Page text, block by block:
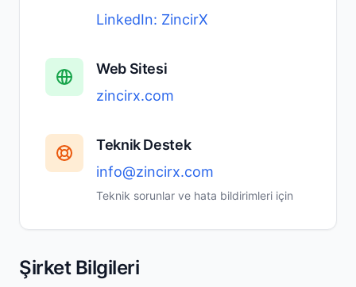
LinkedIn: ZincirX
Web Sitesi
zincirx.com
Teknik Destek
info@zincirx.com
Teknik sorunlar ve hata bildirimleri için
Şirket Bilgileri